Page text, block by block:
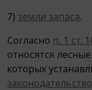
7) земли запаса.
Согласно п. 1 ст.
относятся
которых